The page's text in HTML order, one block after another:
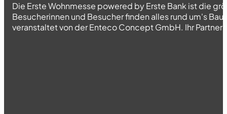
Die Erste Wohnmesse powered by Erste Bank ist die
Besucherinnen und Besucher finden alles rund um's
veranstaltet von der Enteco Concept GmbH. Ihr Partner